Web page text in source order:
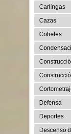
Carlingas
Cazas
Cohetes
Defensa
Deportes
Descenso